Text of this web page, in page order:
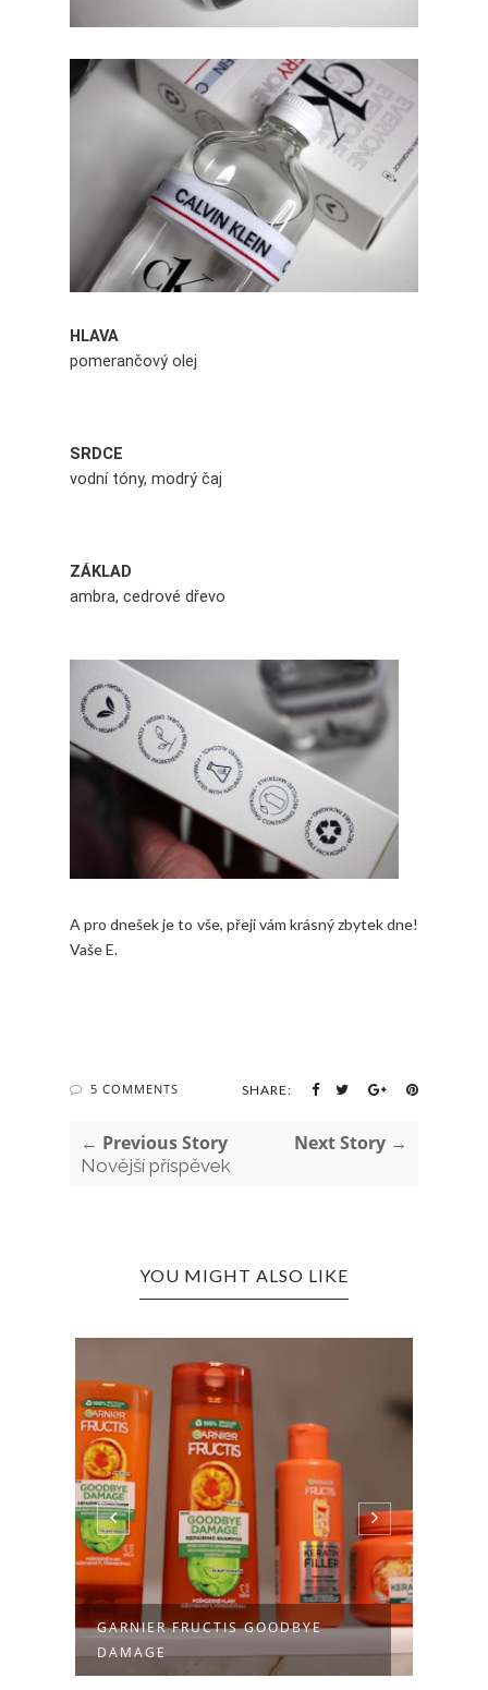
HLAVA
pomerančový olej
SRDCE
vodní tóny, modrý čaj
ZÁKLAD
ambra, cedrové dřevo
A pro dnešek je to vše, přeji vám krásný zbytek dne!
Vaše E.
5 COMMENTS SHARE:
← Previous Story
Novější příspěvek
Next Story →
YOU MIGHT ALSO LIKE
GARNIER FRUCTIS GOODBYE
DAMAGE